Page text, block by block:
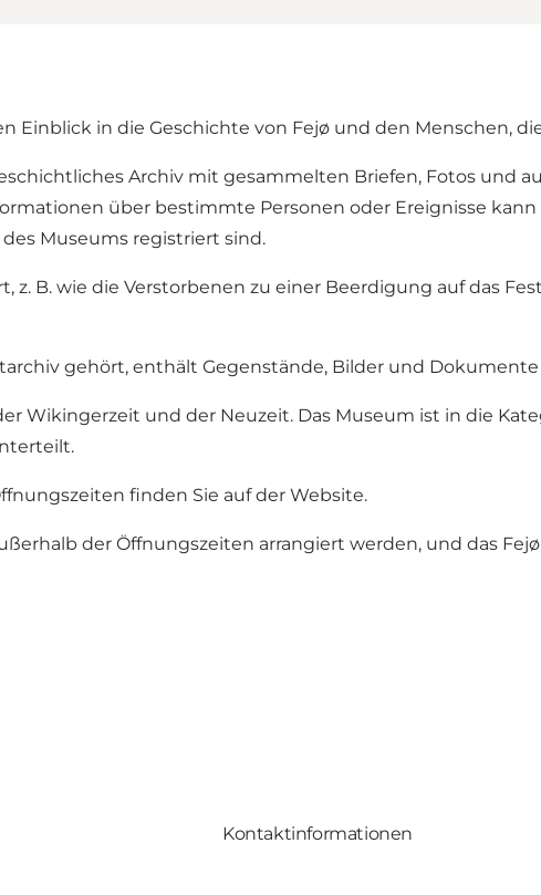
Einblick in die Geschichte von Fejø und den Menschen,
Archiv mit gesammelten Briefen, Fotos und
über bestimmte Personen oder Ereignisse
Museums registriert sind.
z. B. wie die Verstorbenen zu einer Beerdigung auf das
gehört, enthält Gegenstände, Bilder und
Wikingerzeit und der Neuzeit. Das Museum ist in die
finden Sie auf der Website.
der Öffnungszeiten arrangiert werden, und das
Kontaktinformationen